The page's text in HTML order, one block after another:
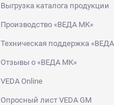
Выгрузка каталога продукции
Производство «ВЕДА МК»
Техническая поддержка
Отзывы о «ВЕДА МК»
VEDA Online
Опросный лист VEDA GM